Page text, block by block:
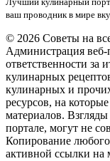
ваш проводник в мире
© 2026 Советы на
Администрация веб-
ответственности за
кулинарных
кулинарных и
ресурсов, на
материалов.
портале, могут не
Копирование любого
активной ссылки на